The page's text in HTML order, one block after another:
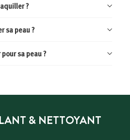
?
sa peau ?
sa peau ?
& NETTOYANT